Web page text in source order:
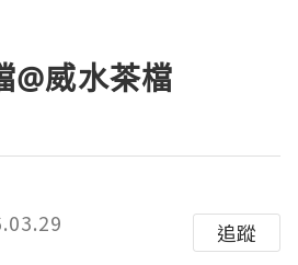
@威水茶檔
追蹤